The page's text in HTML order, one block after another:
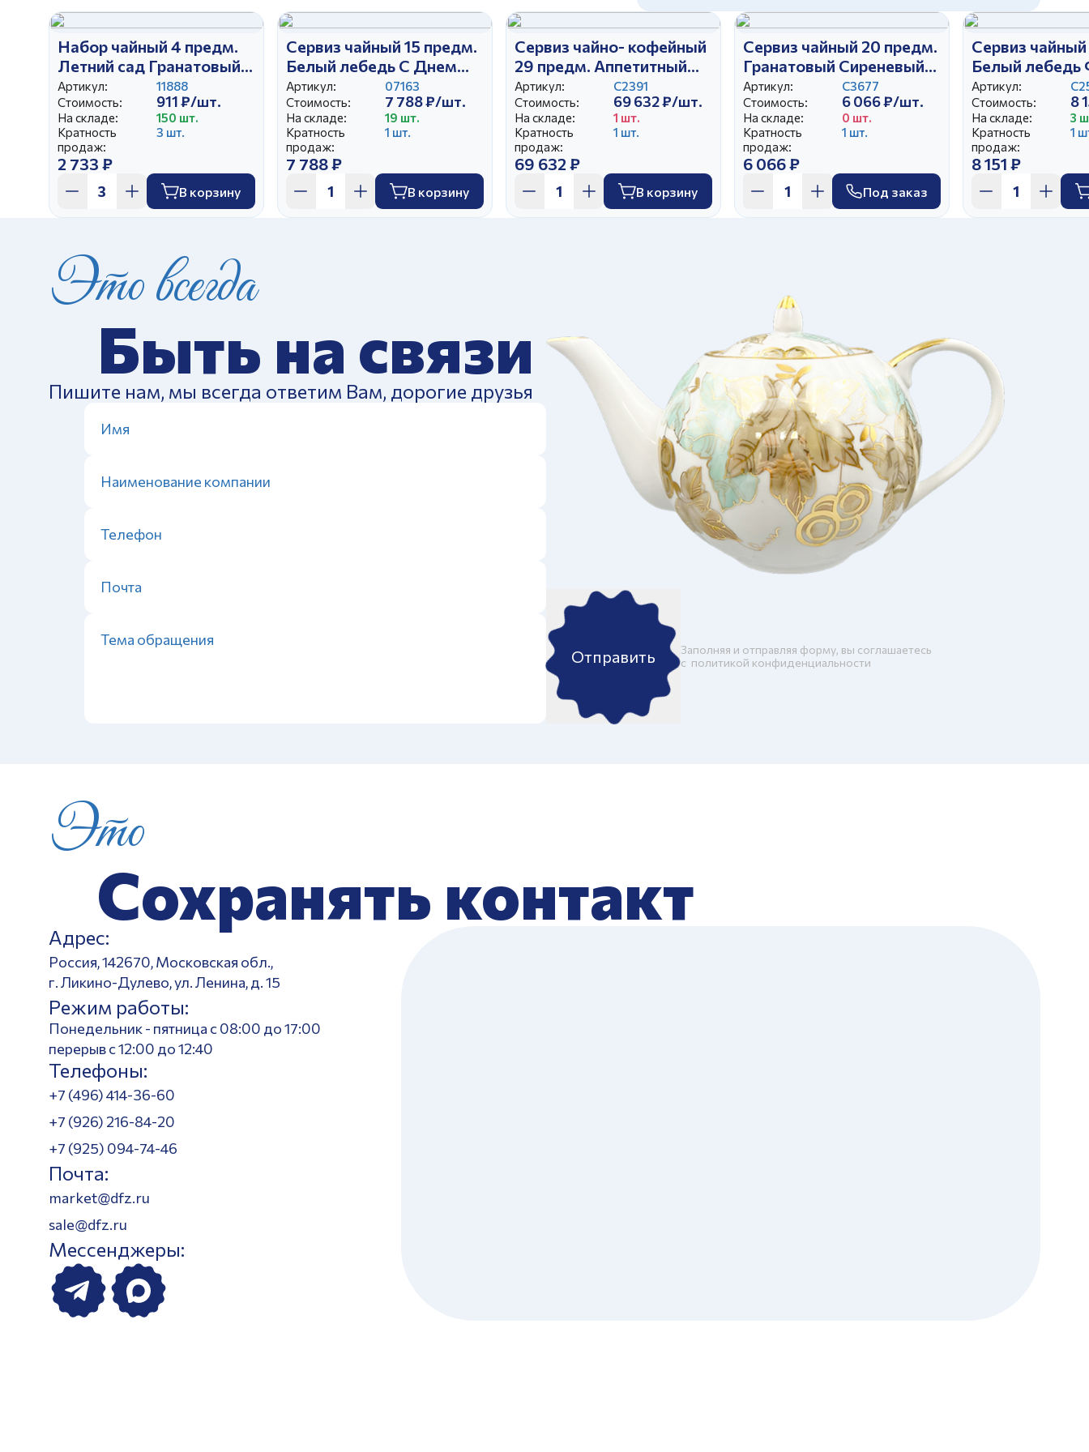
Набор чайный 4 предм.
Летний сад Гранатовый
И.У.
Артикул:
11888
Стоимость:
911 ₽/шт.
На складе:
150 шт.
Кратность
продаж:
3 шт.
2 733 ₽
В корзину
Сервиз чайный 15 предм.
Белый лебедь С Днем
свадьбы
Артикул:
07163
Стоимость:
7 788 ₽/шт.
На складе:
19 шт.
Кратность
продаж:
1 шт.
7 788 ₽
В корзину
Сервиз чайно- кофейный
29 предм. Аппетитный
Дворянский Розовый
Артикул:
С2391
Стоимость:
69 632 ₽/шт.
На складе:
1 шт.
Кратность
продаж:
1 шт.
69 632 ₽
В корзину
Сервиз чайный 20 предм.
Гранатовый Сиреневый
букет
Артикул:
С3677
Стоимость:
6 066 ₽/шт.
На складе:
0 шт.
Кратность
продаж:
1 шт.
6 066 ₽
Под заказ
Сервиз
Белый лебедь
Артикул:
Стоимость:
8
На складе:
3
Кратность
продаж:
1
8 151 ₽
Это всегда
Быть на связи
Пишите нам, мы всегда ответим Вам, дорогие друзья
Отправить
Заполняя и отправляя форму, вы соглашаетесь
c политикой конфиденциальности
Это
Сохранять контакт
Адрес:
Россия, 142670, Московская обл.,
г. Ликино-Дулево, ул. Ленина, д. 15
Режим работы:
Понедельник - пятница с 08:00 до 17:00
перерыв с 12:00 до 12:40
Телефоны:
+7 (496) 414-36-60
+7 (926) 216-84-20
+7 (925) 094-74-46
Почта:
market@dfz.ru
sale@dfz.ru
Мессенджеры: